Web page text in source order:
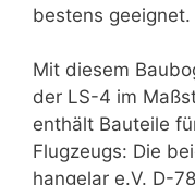
bestens geeignet.
Mit diesem
der LS-4 im
enthält Bauteile
Flugzeugs: Die
hangelar e.V. D-